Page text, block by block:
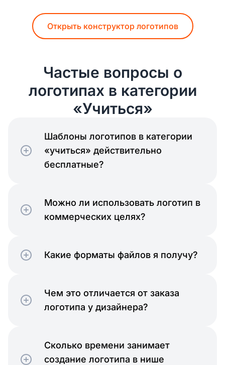
Открыть конструктор логотипов
Частые вопросы о
логотипах в категории
«Учиться»
Шаблоны логотипов в категории
«учиться» действительно
бесплатные?
Можно ли использовать логотип в
коммерческих целях?
Какие форматы файлов я получу?
Чем это отличается от заказа
логотипа у дизайнера?
Сколько времени занимает
создание логотипа в нише